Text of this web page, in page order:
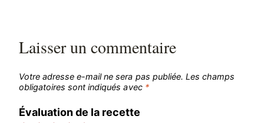
Laisser un commentaire
Votre adresse e-mail ne sera pas publiée. Les champs
obligatoires sont indiqués avec *
Évaluation de la recette